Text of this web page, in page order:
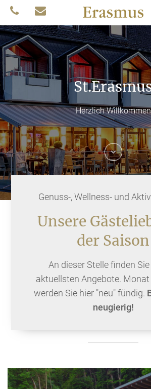
Herzlich Willkommen
Genuss-, Wellness- und
Unsere
der Saison
An dieser Stelle finden
aktuellsten Angebote.
werden Sie hier "neu" fündig.
neugierig!